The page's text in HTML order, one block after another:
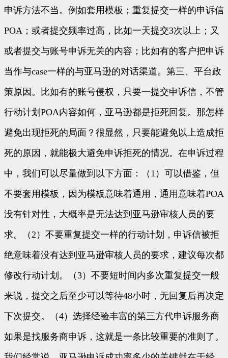
申诉方法不当。例如套用模板；重复提交一样的申诉信
POA；或者提交频率过高，比如一天提交3次以上；又
或者提交与账号申诉无关的内容；比如有的客户把申诉
当作与case一样的与亚马逊的对话渠道。第三、平台政
策原因。比如有的账号侵权，只要一提交申诉信，不管
行动计划POA内容如何，亚马逊都是拒死回复。那怎样
避免出现拒死的局面？很显然，只要能避免以上造成拒
死的原因，就能极大避免申诉拒死的情况。在申诉过程
中，我们可以尽量做到以下方面：（1）可以借鉴，但
不要套用模板，因为模板意味着通用，通用意味着POA
没有针对性，大概率是无法达到亚马逊审核人员的要
求。（2）不要重复提交一样的行动计划，申诉信被拒
绝意味着没有达到亚马逊审核人员的要求，建议每次都
修改行动计划。（3）不要短时间内多次重复提交一般
来说，提交之后至少可以等待48小时，无回复后再决定
下次提交。（4）选择经验丰富的第三方代申诉服务商
如果是找服务商申诉，这就是一条比较重要的准则了。